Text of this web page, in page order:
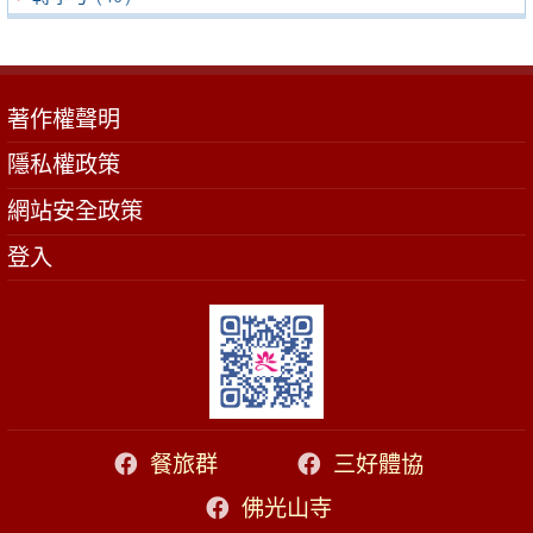
著作權聲明
隱私權政策
網站安全政策
登入
餐旅群
三好體協
佛光山寺